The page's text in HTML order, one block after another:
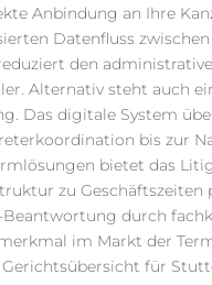
Anbindung an Ihre
Datenfluss
den
Alternativ steht auch
Das digitale System
bis zur
bietet das
zu Geschäftszeiten
durch
im Markt der
für